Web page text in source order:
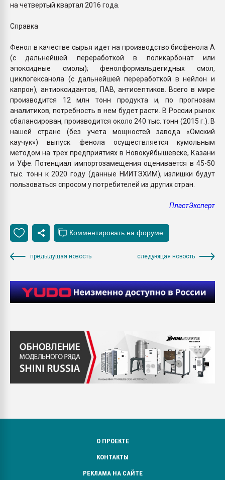
на четвертый квартал 2016 года.
Справка
Фенол в качестве сырья идет на производство бисфенола А
(с дальнейшей переработкой в поликарбонат или
эпоксидные смолы); фенолформальдегидных смол,
циклогексанола (с дальнейшей переработкой в нейлон и
капрон), антиоксидантов, ПАВ, антисептиков. Всего в мире
производится 12 млн тонн продукта и, по прогнозам
аналитиков, потребность в нем будет расти. В России рынок
сбалансирован, производится около 240 тыс. тонн (2015 г.). В
нашей стране (без учета мощностей завода «Омский
каучук») выпуск фенола осуществляется кумольным
методом на трех предприятиях в Новокуйбышевске, Казани
и Уфе. Потенциал импортозамещения оценивается в 45-50
тыс. тонн к 2020 году (данные НИИТЭХИМ), излишки будут
пользоваться спросом у потребителей из других стран.
ПластЭксперт
предыдущая новость следующая новость
О ПРОЕКТЕ
КОНТАКТЫ
РЕКЛАМА НА САЙТЕ